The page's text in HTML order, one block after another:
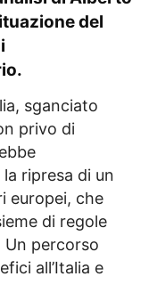
del
sganciato
privo di
ripresa di un
europei, che
di regole
Un percorso
all’Italia e